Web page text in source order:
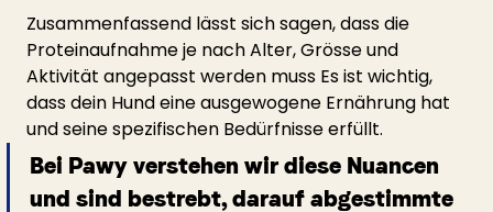
Zusammenfassend lässt sich sagen, dass die
Proteinaufnahme je nach Alter, Grösse und
Aktivität angepasst werden muss Es ist wichtig,
dass dein Hund eine ausgewogene Ernährung hat
und seine spezifischen Bedürfnisse erfüllt.
Bei Pawy verstehen wir diese Nuancen
und sind bestrebt, darauf abgestimmte